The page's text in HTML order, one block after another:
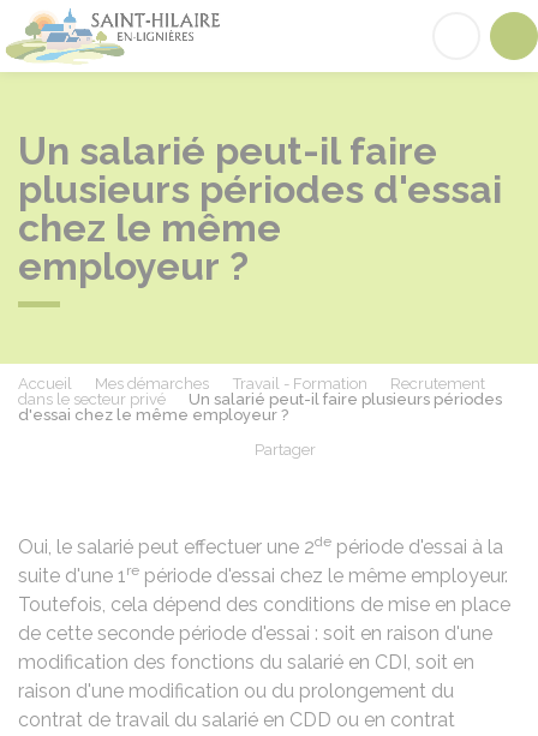
Saint-Hilaire-en-Lignières
Un salarié peut-il faire
plusieurs périodes d'essai
chez le même
employeur ?
Accueil Mes démarches Travail - Formation
Recrutement
dans le secteur privé
Un salarié peut-il faire plusieurs périodes
d'essai chez le même employeur ?
Partager
Oui, le salarié peut effectuer une 2de période d'essai à la
suite d'une 1re période d'essai chez le même employeur.
Toutefois, cela dépend des conditions de mise en place
de cette seconde période d'essai : soit en raison d'une
modification des fonctions du salarié en CDI, soit en
raison d'une modification ou du prolongement du
contrat de travail du salarié en CDD ou en contrat